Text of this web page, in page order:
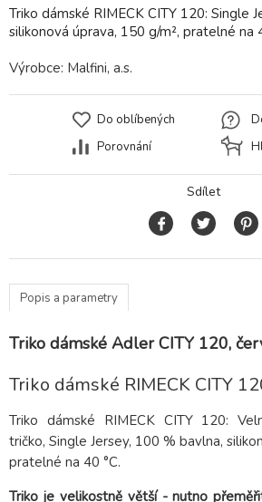
Triko dámské RIMECK CITY 120: Single
silikonová úprava, 150 g/m², pratelné na
Výrobce: Malfini, a.s.
Do oblíbených
Porovnání
Sdílet
Popis a parametry
Triko dámské Adler CITY 120,
Triko dámské RIMECK CITY
Triko dámské RIMECK CITY 120:
tričko, Single Jersey, 100 % bavlna,
pratelné na 40 °C.
Triko je velikostně větší - nutno